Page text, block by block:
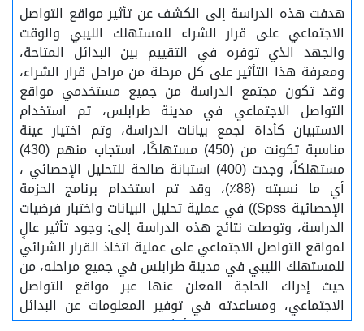
هدفت هذه الدراسة إلى الكشف عن تأثير مواقع التواصل
الاجتماعي على قرار الشراء للمستهلك الليبي والوقت
والجهد الذي توفره في التقييم بين البدائل المتاحة،
ومعرفة هذا التأثير على كل مرحلة من مراحل قرار الشراء،
وقد تكون مجتمع الدراسة من جميع مستخدمي مواقع
التواصل الاجتماعي في مدينة طرابلس، تم استخدام
الاستبيان كأداة لجمع بيانات الدراسة، وتم اختيار عينة
مناسبة تكونت من (450) مستهلكًا، استجاب منهم (430)
مستهلكاً، وجدت (400) استبانة صالحة للتحليل الإحصائي ،
أي ما نسبته (88٪)، وقد تم استخدام برنامج الحزمة
الإحصائية Spss)) في عملية تحليل البيانات واختبار فرضيات
الدراسة، وتوصلت نتائج هذه الدراسة إلى: وجود تأثير عالٍ
لمواقع التواصل الاجتماعي على عملية اتخاذ القرار الشرائي
للمستهلك الليبي في مدينة طرابلس في جميع مراحله، من
حيث إدراك الحاجة المعلن عنها عبر مواقع التواصل
الاجتماعي، ومساعدته في توفير المعلومات عن البدائل
المختلفة ، واختيار البديل الأمثل من بين البدائل المتاحة،